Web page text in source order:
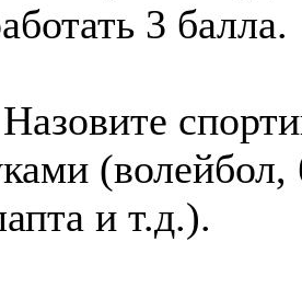
3 балла.
(волейбол,
и т.д.).